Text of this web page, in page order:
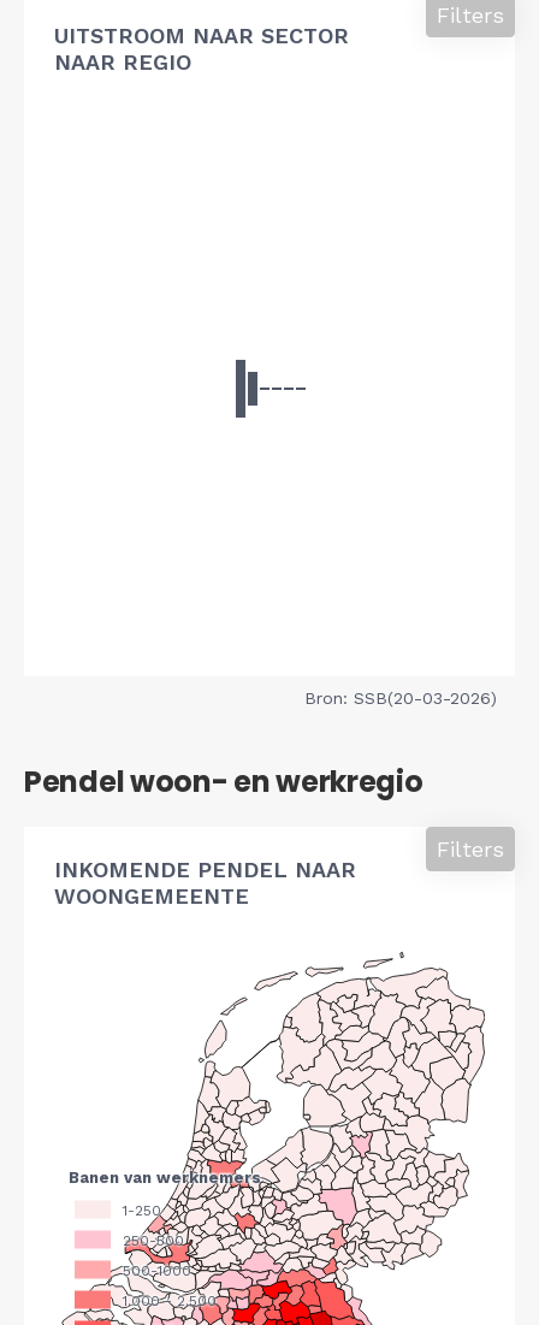
UITSTROOM NAAR SECTOR
NAAR REGIO
Filters
Bron: SSB(20-03-2026)
Pendel woon- en werkregio
INKOMENDE PENDEL NAAR
WOONGEMEENTE
Filters